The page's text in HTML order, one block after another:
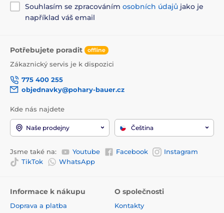
Souhlasím se zpracováním osobních údajů jako je
například váš email
Potřebujete poradit offline
Zákaznický servis je k dispozici
775 400 255
objednavky@pohary-bauer.cz
Kde nás najdete
Naše prodejny Čeština
Jsme také na: Youtube Facebook
Instagram
TikTok
WhatsApp
Informace k nákupu
Doprava a platba
O společnosti
Kontakty